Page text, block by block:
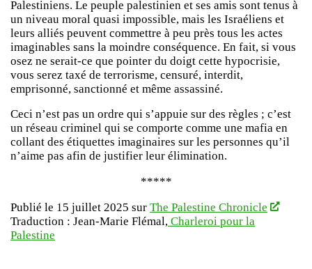
Palestiniens. Le peuple palestinien et ses amis sont tenus à
un niveau moral quasi impossible, mais les Israéliens et
leurs alliés peuvent commettre à peu près tous les actes
imaginables sans la moindre conséquence. En fait, si vous
osez ne serait-ce que pointer du doigt cette hypocrisie,
vous serez taxé de terrorisme, censuré, interdit,
emprisonné, sanctionné et même assassiné.
Ceci n’est pas un ordre qui s’appuie sur des règles ; c’est
un réseau criminel qui se comporte comme une mafia en
collant des étiquettes imaginaires sur les personnes qu’il
n’aime pas afin de justifier leur élimination.
*****
Publié le 15 juillet 2025 sur The Palestine Chronicle
Traduction : Jean-Marie Flémal, Charleroi pour la
Palestine